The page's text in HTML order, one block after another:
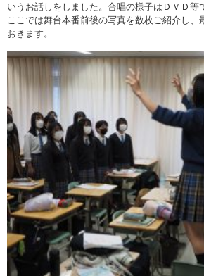
いうお話しをしました。合唱の様子はＤＶＤ等
ここでは舞台本番前後の写真を数枚ご紹介し、
おきます。